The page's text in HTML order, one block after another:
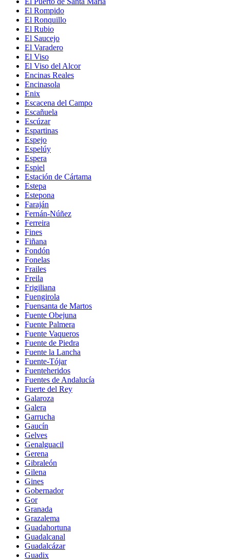
El Rompido
El Ronquillo
El Rubio
El Saucejo
El Varadero
El Viso
El Viso del Alcor
Encinas Reales
Encinasola
Enix
Escacena del Campo
Escañuela
Escúzar
Espartinas
Espejo
Espelúy
Espera
Espiel
Estación de Cártama
Estepa
Estepona
Faraján
Fernán-Núñez
Ferreira
Fines
Fiñana
Fondón
Fonelas
Frailes
Freila
Frigiliana
Fuengirola
Fuensanta de Martos
Fuente Obejuna
Fuente Palmera
Fuente Vaqueros
Fuente de Piedra
Fuente la Lancha
Fuente-Tójar
Fuenteheridos
Fuentes de Andalucía
Fuerte del Rey
Galaroza
Galera
Garrucha
Gaucín
Gelves
Genalguacil
Gerena
Gibraleón
Gilena
Gines
Gobernador
Gor
Granada
Grazalema
Guadahortuna
Guadalcanal
Guadalcázar
Guadix